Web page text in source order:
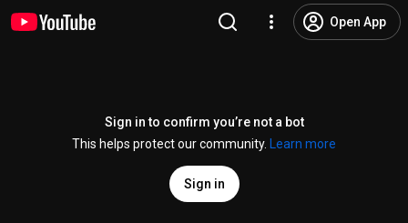
Open App
Sign in to confirm you’re not a bot
This helps protect our community.
Learn more
Sign in